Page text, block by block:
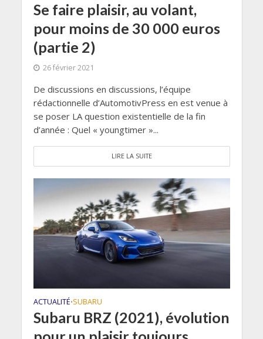
Se faire plaisir, au volant,
pour moins de 30 000 euros
(partie 2)
26 février 2021
De discussions en discussions, l’équipe
rédactionnelle d’AutomotivPress en est venue à
se poser LA question existentielle de la fin
d’année : Quel « youngtimer »...
LIRE LA SUITE
ACTUALITÉ•SUBARU
Subaru BRZ (2021), évolution